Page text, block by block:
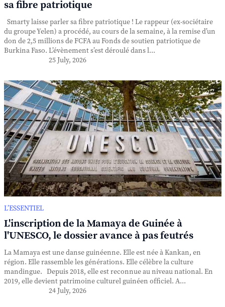
sa fibre patriotique
Smarty laisse parler sa fibre patriotique ! Le rappeur (ex-sociétaire
du groupe Yelen) a procédé, au cours de la semaine, à la remise d’un
don de 2,5 millions de FCFA au Fonds de soutien patriotique de
Burkina Faso. L’évènement s’est déroulé dans l...
25 July, 2026
L’ESSENTIEL
L'inscription de la Mamaya de Guinée à
l'UNESCO, le dossier avance à pas feutrés
La Mamaya est une danse guinéenne. Elle est née à Kankan, en
région. Elle rassemble les générations. Elle célèbre la culture
mandingue. Depuis 2018, elle est reconnue au niveau national. En
2019, elle devient patrimoine culturel guinéen officiel. A...
24 July, 2026